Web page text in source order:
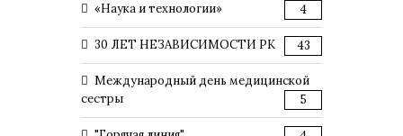
«Наука и технологии» 4
30 ЛЕТ НЕЗАВИСИМОСТИ РК 43
Международный день медицинской
сестры
5